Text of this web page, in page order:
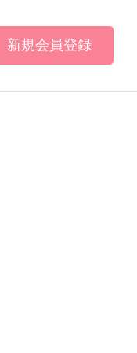
新規会員登録